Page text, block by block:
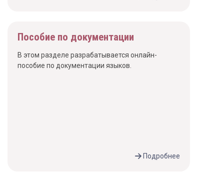
Пособие по документации
В этом разделе разрабатывается онлайн-
пособие по документации языков.
Подробнее